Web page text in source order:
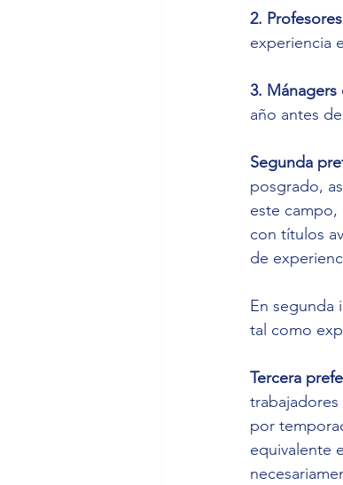
2.
experiencia
3.
año antes
Segunda
posgrado,
este
con títulos
de
En segunda
tal como
Tercera
por
equivalente